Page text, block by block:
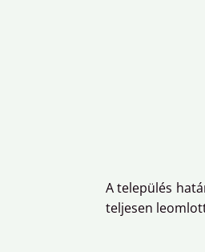
A település
teljesen